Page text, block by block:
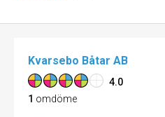
Kvarsebo Båtar AB
4.0
1 omdöme